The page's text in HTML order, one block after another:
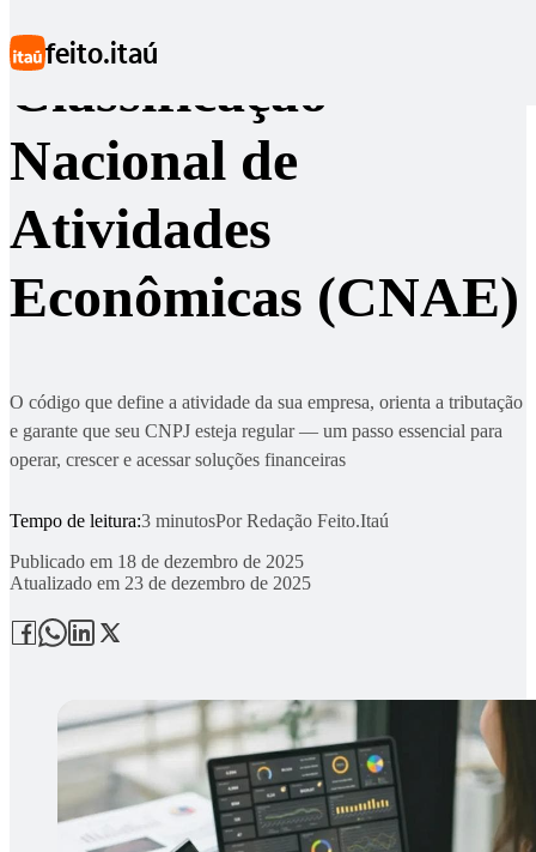
feito.itaú
Classificação
Nacional de
Atividades
Econômicas (CNAE)
O código que define a atividade da sua empresa, orienta a tributação
e garante que seu CNPJ esteja regular — um passo essencial para
operar, crescer e acessar soluções financeiras
Tempo de leitura:3 minutosPorRedação Feito.Itaú
Publicado em 18 de dezembro de 2025
Atualizado em 23 de dezembro de 2025